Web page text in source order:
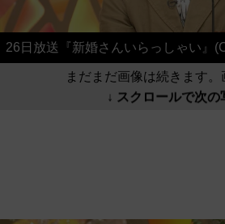
26日放送『新婚さんいらっしゃい』
まだまだ画像は続きます。
↓ スクロールで次の